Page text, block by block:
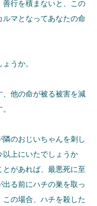
善行を積まないと、この
マとなってあなたの命
うか。
他の命が被る被害を減
のおじいちゃんを刺し
以上にいたでしょうか
があれば、最悪死に至
る前にハチの巣を取っ
の場合、ハチを殺した